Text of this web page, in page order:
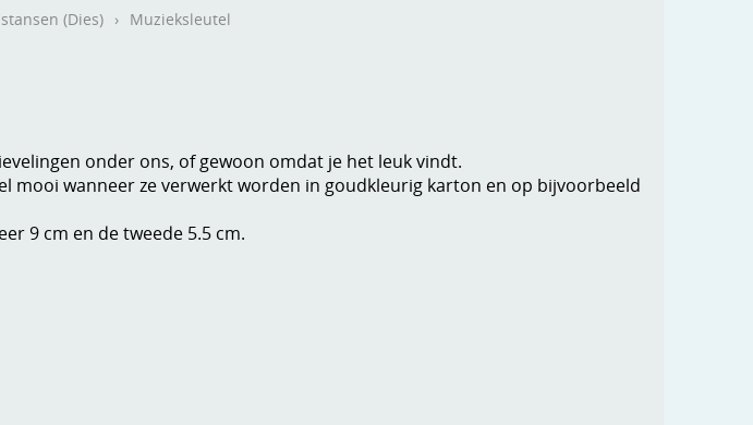
(Dies) › Muzieksleutel
onder ons, of gewoon omdat je het leuk vindt.
mooi wanneer ze verwerkt worden in goudkleurig karton en op bijvoorbeeld
9 cm en de tweede 5.5 cm.